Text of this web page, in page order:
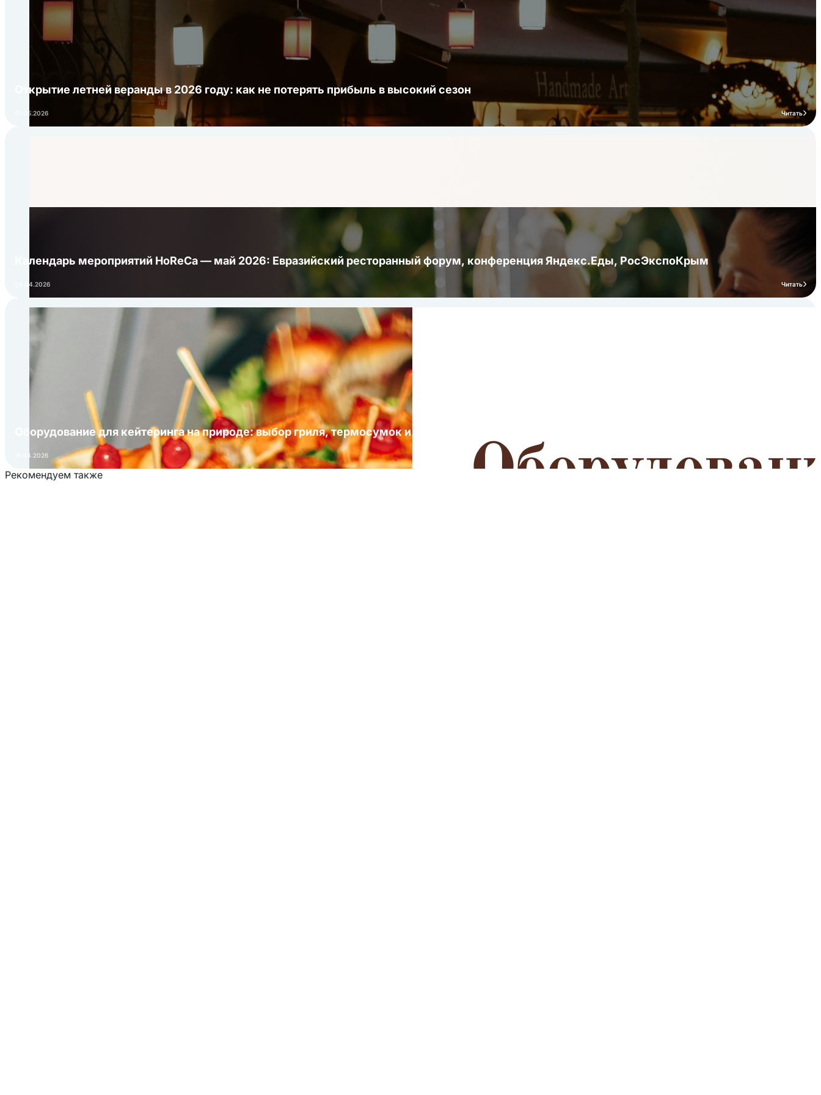
Открытие летней веранды в 2026 году: как не потерять прибыль в высокий сезон
01.05.2026 Читать
Календарь мероприятий HoReCa — май 2026: Евразийский ресторанный форум, конференция Яндекс.Еды, РосЭкспоКрым
24.04.2026 Читать
Оборудование для кейтеринга на природе: выбор гриля, термосумок и посуды для выездных мероприятий
16.04.2026
Рекомендуем также